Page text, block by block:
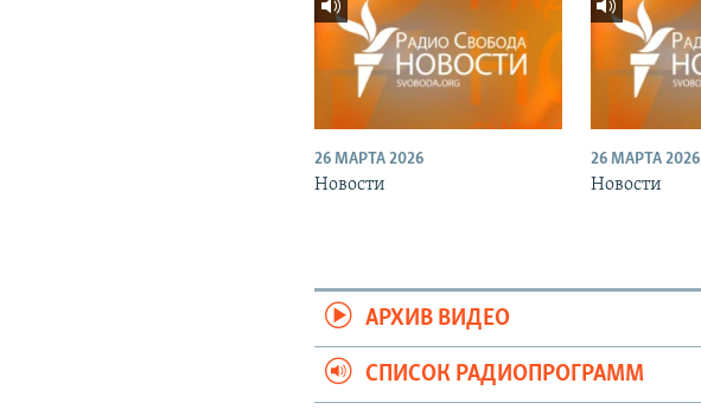
26 МАРТА 2026
Новости
26 МАРТА 2026
Новости
АРХИВ ВИДЕО
СПИСОК РАДИОПРОГРАММ